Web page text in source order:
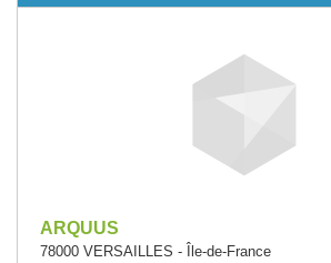
ARQUUS
78000 VERSAILLES - Île-de-France